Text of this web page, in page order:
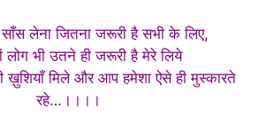
लेना जितना जरूरी है सभी के लिए,
लोग भी उतने ही जरूरी है मेरे लिये
ख़ुशियाँ मिले और आप हमेशा ऐसे ही मुस्कारते
रहे…।।।।